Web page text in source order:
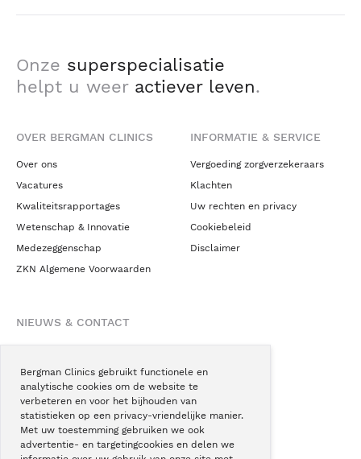
Bergman Clinics gebruikt functionele en
analytische cookies om de website te
verbeteren en voor het bijhouden van
statistieken op een privacy-vriendelijke manier.
Met uw toestemming gebruiken we ook
advertentie- en targetingcookies en delen we
Onze superspecialisatie
helpt u weer actiever leven.
OVER BERGMAN CLINICS
Over ons
Vacatures
Kwaliteitsrapportages
Wetenschap & Innovatie
Medezeggenschap
ZKN Algemene Voorwaarden
INFORMATIE & SERVICE
Vergoeding zorgverzekeraars
Klachten
Uw rechten en privacy
Cookiebeleid
Disclaimer
NIEUWS & CONTACT
Blogs
Podcast
Pressroom
Instagram
Facebook